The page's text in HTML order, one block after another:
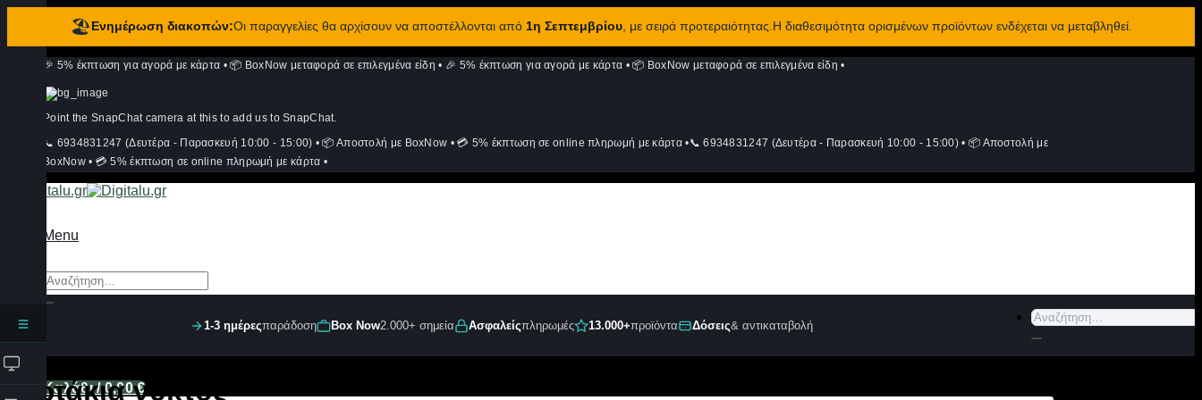
🏖️Ενημέρωση διακοπών:Οι παραγγελίες θα αρχίσουν να αποστέλλονται από 1η Σεπτεμβρίου, με σειρά προτεραιότητας.Η διαθεσιμότητα ορισμένων προϊόντων ενδέχεται να μεταβληθεί.
περιεχόμενο
🎉 5% έκπτωση για αγορά με κάρτα • 📦 BoxNow μεταφορά σε επιλεγμένα είδη • 🎉 5% έκπτωση για αγορά με κάρτα • 📦 BoxNow μεταφορά σε επιλεγμένα είδη •
Point the SnapChat camera at this to add us to SnapChat.
📞 6934831247 (Δευτέρα - Παρασκευή 10:00 - 15:00) • 📦 Αποστολή με BoxNow • 💳 5% έκπτωση σε online πληρωμή με κάρτα •📞 6934831247 (Δευτέρα - Παρασκευή 10:00 - 15:00) • 📦 Αποστολή με
BoxNow • 💳 5% έκπτωση σε online πληρωμή με κάρτα •
Menu
Αναζήτηση
για:
Σύνδεση
Καλάθι /0,00€
1-3 ημέρεςπαράδοση Box Now2.000+ σημεία Ασφαλείςπληρωμές 13.000+προϊόντα Δόσεις& αντικαταβολή
Αναζήτηση
Φωτάκια νυκτός